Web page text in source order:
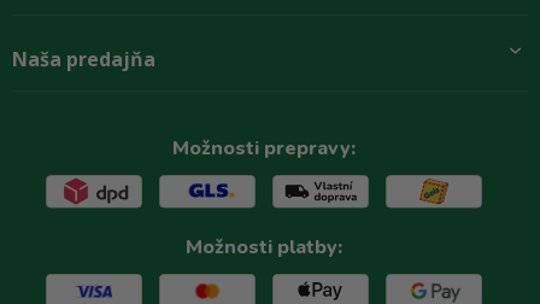
Rady zákazníkom
O firme
Naša predajňa
Možnosti prepravy:
Možnosti platby: